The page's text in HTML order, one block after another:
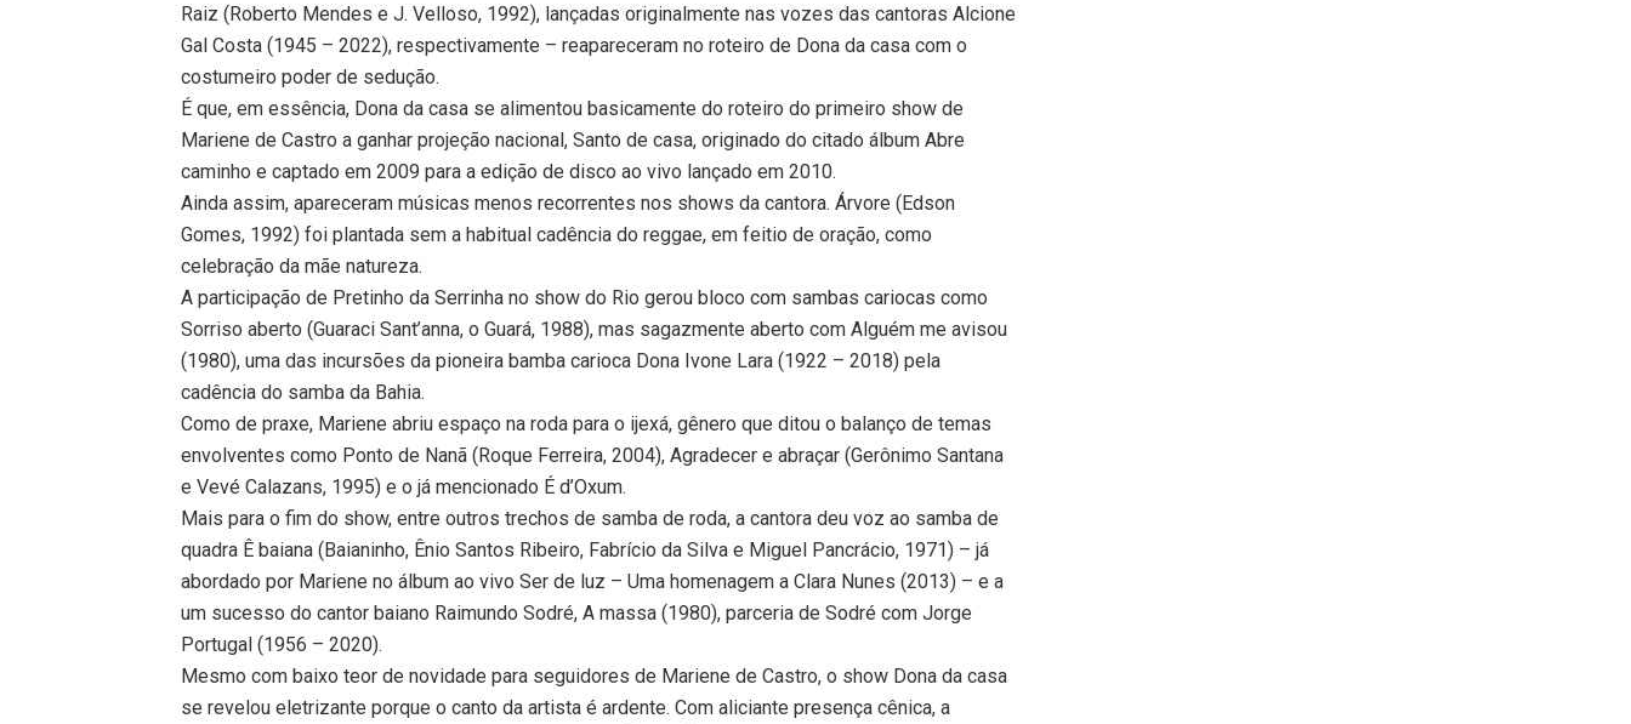
Raiz (Roberto Mendes e J. Velloso, 1992), lançadas originalmente nas vozes das cantoras Alcione
Gal Costa (1945 – 2022), respectivamente – reapareceram no roteiro de Dona da casa com o
costumeiro poder de sedução.
É que, em essência, Dona da casa se alimentou basicamente do roteiro do primeiro show de
Mariene de Castro a ganhar projeção nacional, Santo de casa, originado do citado álbum Abre
caminho e captado em 2009 para a edição de disco ao vivo lançado em 2010.
Ainda assim, apareceram músicas menos recorrentes nos shows da cantora. Árvore (Edson
Gomes, 1992) foi plantada sem a habitual cadência do reggae, em feitio de oração, como
celebração da mãe natureza.
A participação de Pretinho da Serrinha no show do Rio gerou bloco com sambas cariocas como
Sorriso aberto (Guaraci Sant’anna, o Guará, 1988), mas sagazmente aberto com Alguém me avisou
(1980), uma das incursões da pioneira bamba carioca Dona Ivone Lara (1922 – 2018) pela
cadência do samba da Bahia.
Como de praxe, Mariene abriu espaço na roda para o ijexá, gênero que ditou o balanço de temas
envolventes como Ponto de Nanã (Roque Ferreira, 2004), Agradecer e abraçar (Gerônimo Santana
e Vevé Calazans, 1995) e o já mencionado É d’Oxum.
Mais para o fim do show, entre outros trechos de samba de roda, a cantora deu voz ao samba de
quadra Ê baiana (Baianinho, Ênio Santos Ribeiro, Fabrício da Silva e Miguel Pancrácio, 1971) – já
abordado por Mariene no álbum ao vivo Ser de luz – Uma homenagem a Clara Nunes (2013) – e a
um sucesso do cantor baiano Raimundo Sodré, A massa (1980), parceria de Sodré com Jorge
Portugal (1956 – 2020).
Mesmo com baixo teor de novidade para seguidores de Mariene de Castro, o show Dona da casa
se revelou eletrizante porque o canto da artista é ardente. Com aliciante presença cênica, a